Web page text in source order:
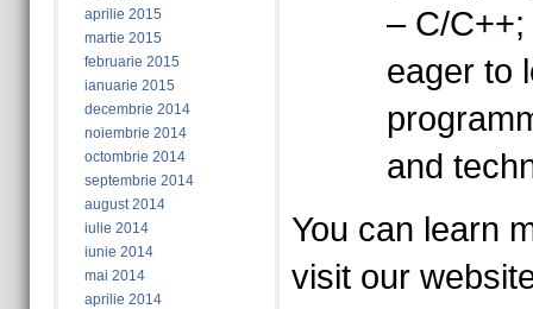
aprilie 2015
martie 2015
februarie 2015
ianuarie 2015
decembrie 2014
noiembrie 2014
octombrie 2014
septembrie 2014
august 2014
iulie 2014
iunie 2014
mai 2014
aprilie 2014
– C/
eager to
and
You can learn
visit our